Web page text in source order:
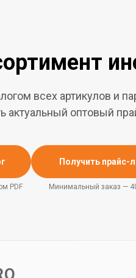
всех артикулов и
актуальный оптовый
PDF
Получить прайс-
Минимальный заказ —